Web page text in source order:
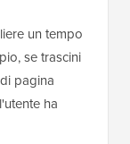
un tempo
se trascini
pagina
ha